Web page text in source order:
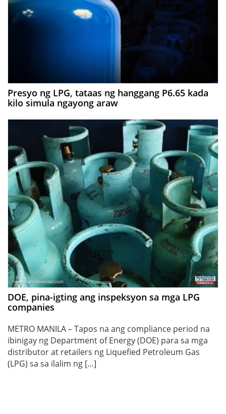
Presyo ng LPG, tataas ng hanggang P6.65 kada
kilo simula ngayong araw
DOE, pina-igting ang inspeksyon sa mga LPG
companies
METRO MANILA – Tapos na ang compliance period na
ibinigay ng Department of Energy (DOE) para sa mga
distributor at retailers ng Liquefied Petroleum Gas
(LPG) sa sa ilalim ng […]